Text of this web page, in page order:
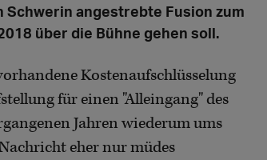
angestrebte Fusion zum
über die Bühne gehen soll.
Kostenaufschlüsselung
für einen "Alleingang" des
Jahren wiederum ums
eher nur müdes